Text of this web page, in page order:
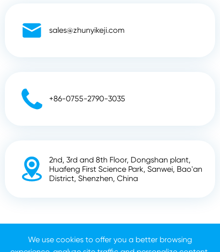
 sales@zhunyikeji.com
 +86-0755-2790-3035

2nd, 3rd and 8th Floor, Dongshan plant,
Huafeng First Science Park, Sanwei, Bao'an
District, Shenzhen, China
Co., Ltd.Todos los derechos reservados.
We use cookies to offer you a better browsing